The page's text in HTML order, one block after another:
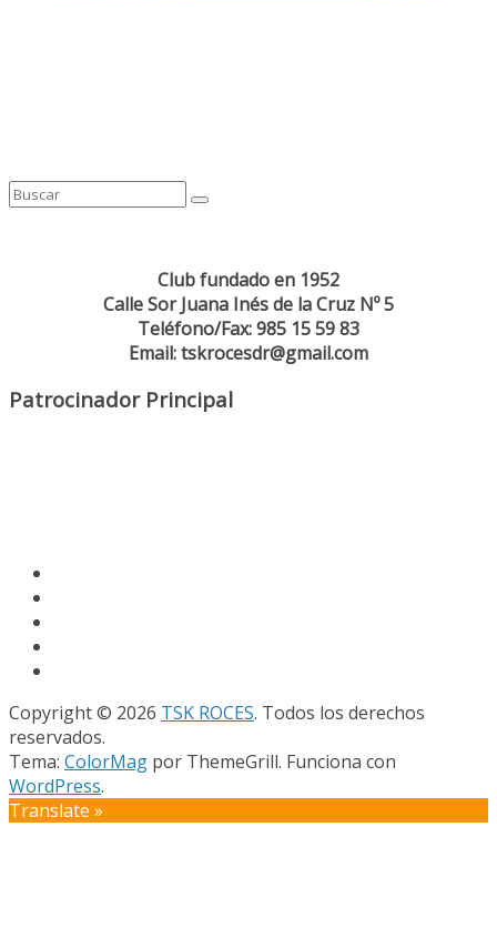
Club fundado en 1952
Calle Sor Juana Inés de la Cruz Nº 5
Teléfono/Fax: 985 15 59 83
Email: tskrocesdr@gmail.com
Patrocinador Principal
Copyright © 2026 TSK ROCES. Todos los derechos
reservados.
Tema: ColorMag por ThemeGrill. Funciona con
WordPress.
Translate »